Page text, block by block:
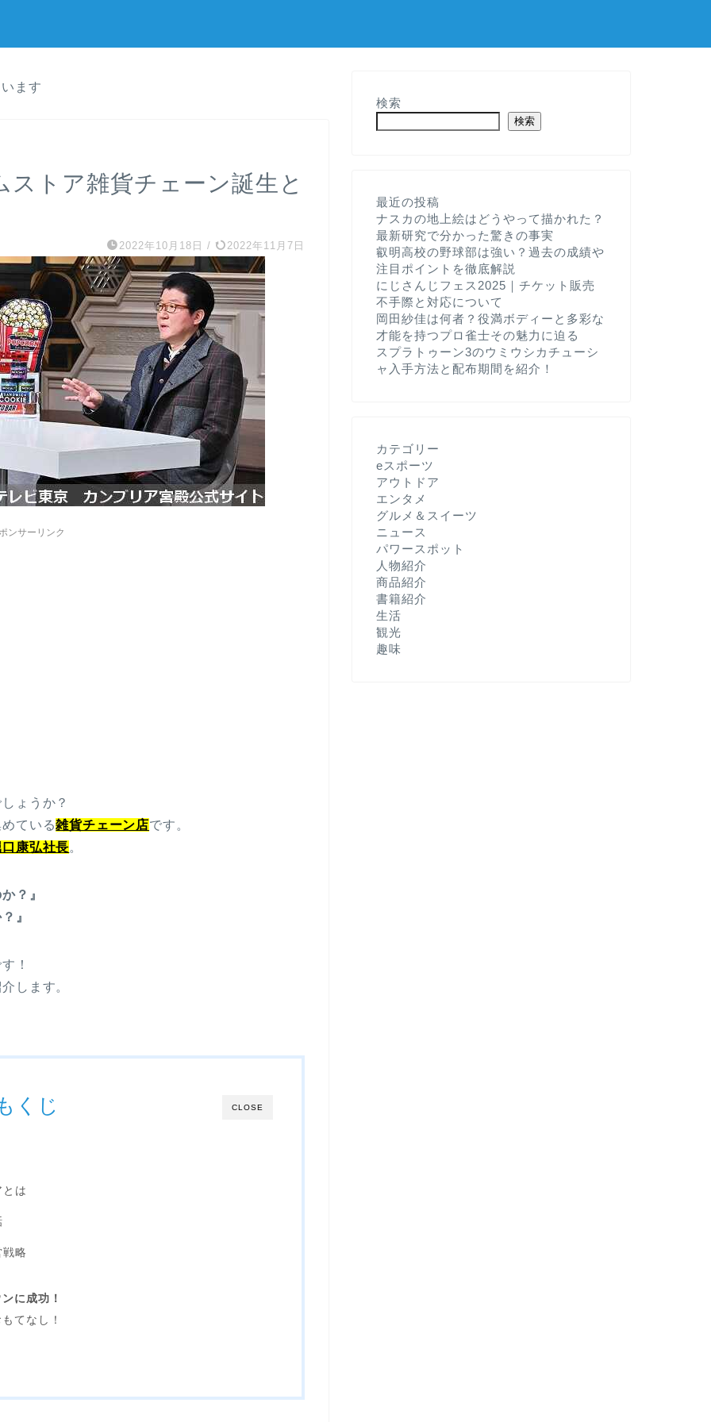
ます
ストア雑貨チェーン誕生と
2022年10月18日 / 2022年11月7日
ンサーリンク
ょうか？
ている雑貨チェーン店です。
康弘社長。
？』
』
！
します。
CLOSE
くじ
は
略
に成功！
てなし！
検索
検索
最近の投稿
ナスカの地上絵はどうやって描かれた？
最新研究で分かった驚きの事実
叡明高校の野球部は強い？過去の成績や
注目ポイントを徹底解説
にじさんじフェス2025｜チケット販売
不手際と対応について
岡田紗佳は何者？役満ボディーと多彩な
才能を持つプロ雀士その魅力に迫る
スプラトゥーン3のウミウシカチューシ
ャ入手方法と配布期間を紹介！
カテゴリー
eスポーツ
アウトドア
エンタメ
グルメ＆スイーツ
ニュース
パワースポット
人物紹介
商品紹介
書籍紹介
生活
観光
趣味